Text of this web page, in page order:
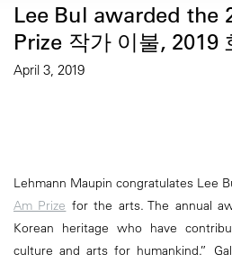
Lee Bul awarded the
Prize 작가 이불, 2019
April 3, 2019
Lehmann Maupin congratulates Lee
Am Prize for the arts. The annual
Korean heritage who have
culture and arts for humankind.”